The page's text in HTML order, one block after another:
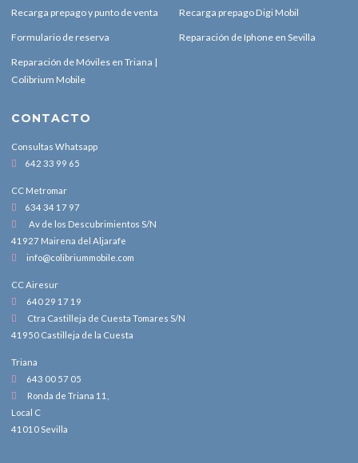
Recarga prepago y punto de venta Recarga prepago Digi Mobil
Formulario de reserva Reparación de Iphone en Sevilla
Reparación de Móviles en Triana |
Colibrium Mobile
CONTACTO
Consultas Whatsapp
642 33 99 65
CC Metromar
634 34 17 97
Av de los Descubrimientos S/N
41927 Mairena del Aljarafe
info@colibriummobile.com
CC Airesur
640 29 17 19
Ctra Castilleja de Cuesta Tomares S/N
41950 Castilleja de la Cuesta
Triana
643 00 57 05
Ronda de Triana 11,
Local C
41010 Sevilla